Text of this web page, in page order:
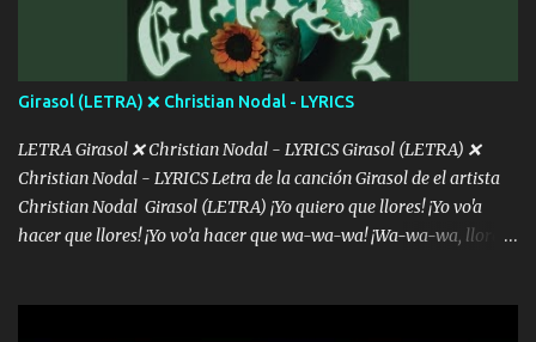
consciente de los followers que mueves? Parcerito, abre los ojos y
ve el poder que tienes Otro chiste malo son los nombres de tus
álbum's "José, vibras colores con la energía del diablo " ¿Si ...
Girasol (LETRA) ❌ Christian Nodal - LYRICS
LETRA Girasol ❌ Christian Nodal - LYRICS Girasol (LETRA) ❌
Christian Nodal - LYRICS Letra de la canción Girasol de el artista
Christian Nodal Girasol (LETRA) ¡Yo quiero que llores! ¡Yo vo'a
hacer que llores! ¡Yo vo’a hacer que wa-wa-wa! ¡Wa-wa-wa, llores!